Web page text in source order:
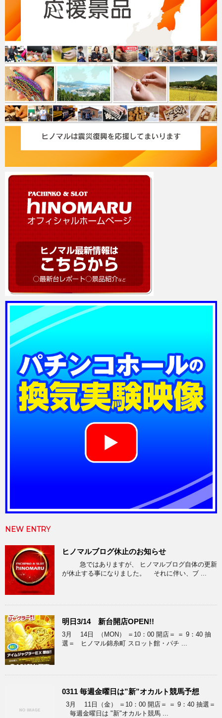
NEW ENTRY
ヒノマルブログ休止のお知らせ
急ではありますが、 ヒノマルブログ自体の更新
が休止する事になりました。 それに伴い、ブ ...
明日3/14 新台開店OPEN!!
3月 14日 （MON） ＝10：00 開店＝ ＝ 9：40 抽
選＝ ヒノマル錦糸町 スロット館・パチ ...
0311 毎週金曜日は”新”オカルト競馬予想
3月 11日（金） ＝10：00 開店＝ ＝ 9：40 抽選＝
毎週金曜日は "新"オカルト競馬 ...